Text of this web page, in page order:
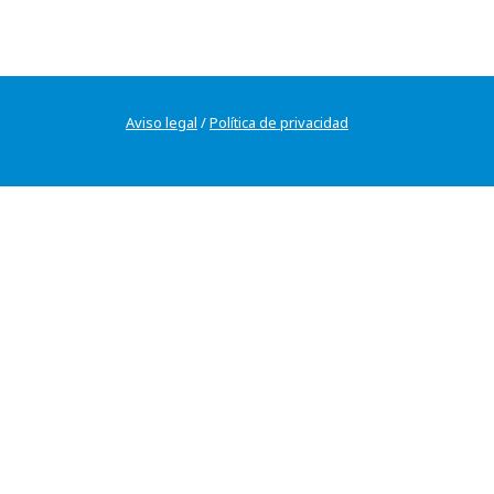
Aviso legal /Política de privacidad